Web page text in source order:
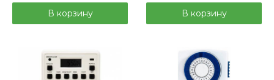
В корзину В корзину